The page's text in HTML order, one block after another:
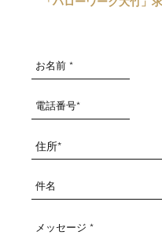
「ハローワーク大竹」